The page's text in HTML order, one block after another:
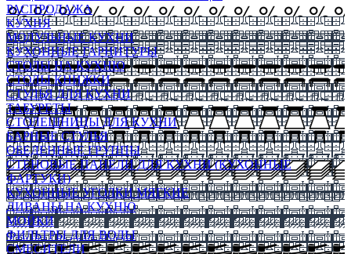
РАСПРОДАЖА
КУХНЯ
МОДУЛЬНЫЕ КУХНИ
КУХОННЫЕ ГАРНИТУРЫ
СТОЛЫ НА КУХНЮ
СТОЛЫ КНИЖКИ
СТУЛЬЯ ДЛЯ КУХНИ
ТАБУРЕТЫ
СТОЛЕШНИЦЫ ДЛЯ КУХНИ
БАРНЫЕ СТУЛЬЯ
ОБЕДЕННЫЕ ГРУППЫ
СТЕНОВЫЕ ПАНЕЛИ ДЛЯ КУХНИ (КУХОННЫЕ
ФАРТУКИ)
КУХОННЫЕ УГОЛКИ МЯГКИЕ
ДИВАНЫ НА КУХНЮ
МОЙКИ
ФИЛЬТРЫ ДЛЯ ВОДЫ
СМЕСИТЕЛИ